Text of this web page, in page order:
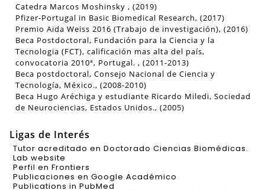
Catedra Marcos Moshinsky , (2019)
Pfizer-Portugal in Basic Biomedical Research, (2017)
Premio Aida Weiss 2016 (Trabajo de investigación), (2016)
Beca Postdoctoral, Fundación para la Ciencia y la
Tecnologia (FCT), calificación mas alta del país,
convocatoria 2010ª, Portugal. , (2011-2013)
Beca postdoctoral, Consejo Nacional de Ciencia y
Tecnología, México., (2008-2010)
Beca Hugo Aréchiga y estudiante Ricardo Miledi, Sociedad
de Neurociencias, Estados Unidos., (2005)
Ligas de Interés
Tutor acreditado en Doctorado Ciencias Biomédicas.
Lab website
Perfil en Frontiers
Publicaciones en Google Académico
Publications in PubMed